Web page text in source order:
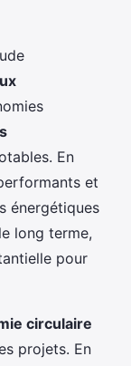
En
et
énergétiques
long terme,
pour
circulaire
projets. En